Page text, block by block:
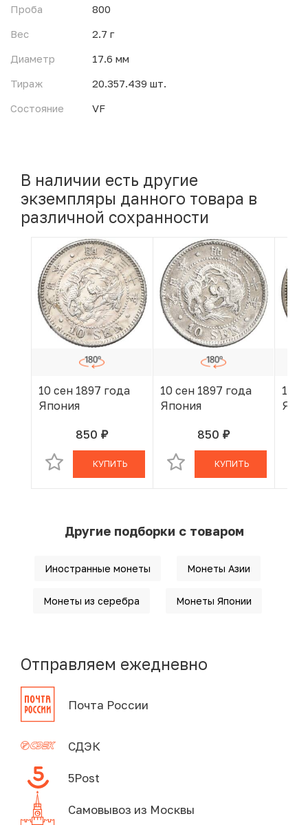
Проба
800
Вес
2.7 г
Диаметр
17.6 мм
Тираж
20.357.439 шт.
Состояние
VF
В наличии есть другие
экземпляры данного товара в
различной сохранности
10 сен 1897 года
Япония
850 руб.
В КОРЗИНЕ
КУПИТЬ
10 сен 1897 года
Япония
850 руб.
В КОРЗИНЕ
КУПИТЬ
10
Другие подборки с товаром
Иностранные монеты Монеты Азии
Монеты из серебра Монеты Японии
Отправляем ежедневно
Почта России
СДЭК
5Post
Самовывоз из Москвы